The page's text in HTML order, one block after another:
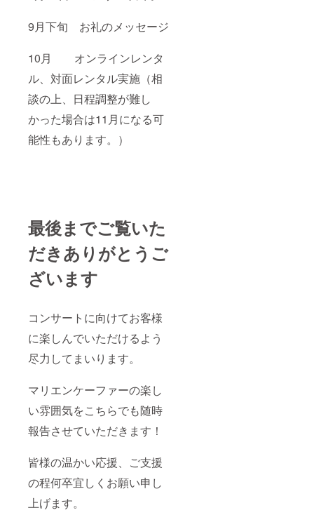
9月下旬 お礼のメッセージ
10月 オンラインレンタ
ル、対面レンタル実施（相
談の上、日程調整が難し
かった場合は11月になる可
能性もあります。）
最後までご覧いた
だきありがとうご
ざいます
コンサートに向けてお客様
に楽しんでいただけるよう
尽力してまいります。
マリエンケーファーの楽し
い雰囲気をこちらでも随時
報告させていただきます！
皆様の温かい応援、ご支援
の程何卒宜しくお願い申し
上げます。